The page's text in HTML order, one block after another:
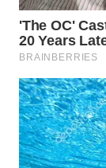
WAHANANEWS
ID
WAHANANEWS
CO ID
WAHANANEWS